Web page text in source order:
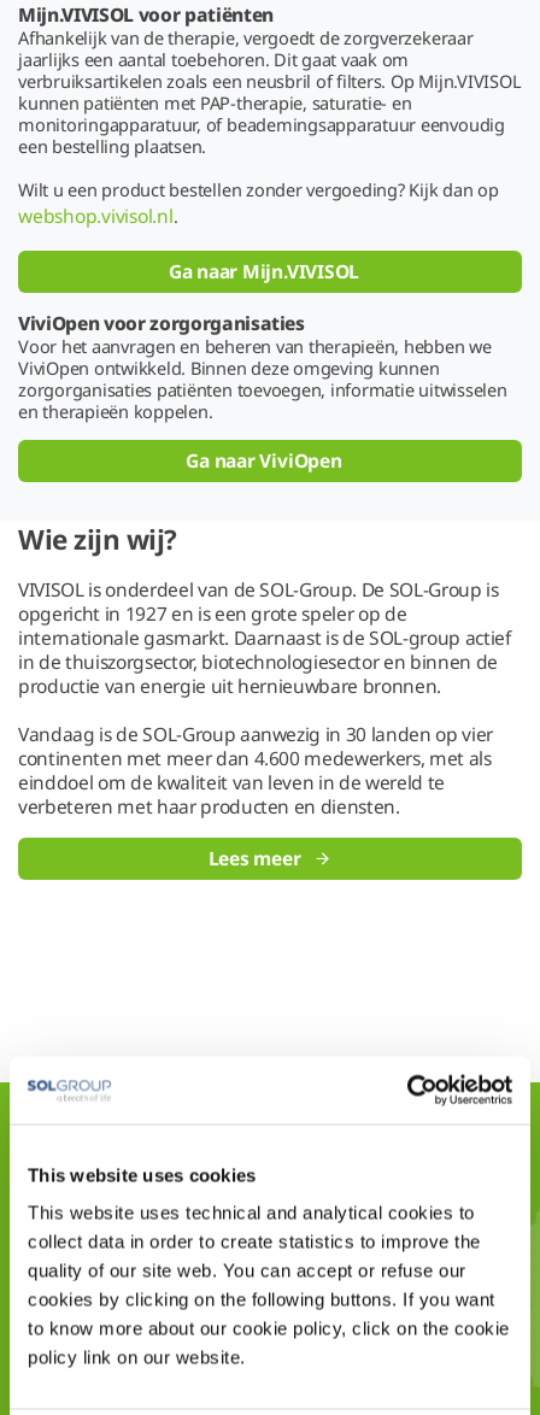
This website uses cookies
This website uses technical and analytical cookies to
collect data in order to create statistics to improve the
quality of our site web. You can accept or refuse our
cookies by clicking on the following buttons. If you want
to know more about our cookie policy, click on the cookie
policy link on our website.
Mijn.VIVISOL voor patiënten
Afhankelijk van de therapie, vergoedt de zorgverzekeraar
jaarlijks een aantal toebehoren. Dit gaat vaak om
verbruiksartikelen zoals een neusbril of filters. Op Mijn.VIVISOL
kunnen patiënten met PAP-therapie, saturatie- en
monitoringapparatuur, of beademingsapparatuur eenvoudig
een bestelling plaatsen.
Wilt u een product bestellen zonder vergoeding? Kijk dan op
webshop.vivisol.nl.
Ga naar Mijn.VIVISOL
ViviOpen voor zorgorganisaties
Voor het aanvragen en beheren van therapieën, hebben we
ViviOpen ontwikkeld. Binnen deze omgeving kunnen
zorgorganisaties patiënten toevoegen, informatie uitwisselen
en therapieën koppelen.
Ga naar ViviOpen
Wie zijn wij?
VIVISOL is onderdeel van de SOL-Group. De SOL-Group is
opgericht in 1927 en is een grote speler op de
internationale gasmarkt. Daarnaast is de SOL-group actief
in de thuiszorgsector, biotechnologiesector en binnen de
productie van energie uit hernieuwbare bronnen.
Vandaag is de SOL-Group aanwezig in 30 landen op vier
continenten met meer dan 4.600 medewerkers, met als
einddoel om de kwaliteit van leven in de wereld te
verbeteren met haar producten en diensten.
Lees meer
700.000
patiënten